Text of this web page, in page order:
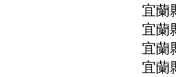
宜蘭
宜蘭
宜蘭
宜蘭